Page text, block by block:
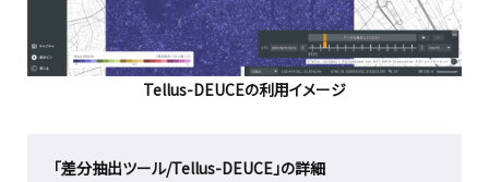
Tellus-DEUCEの利用イメージ
「差分抽出ツール/Tellus-DEUCE」の詳細